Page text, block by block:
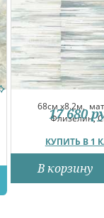
68см x8.2м,
Флизелин,
КУПИТЬ В 1
17 680
В корзину